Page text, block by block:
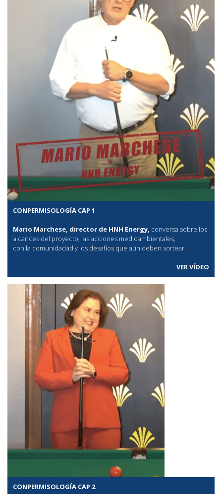
CONPERMISOLOGÍA CAP 1
Mario Marchese, director de HNH Energy, conversa sobre los
alcances del proyecto, las acciones medioambientales,
con la comunidadad y los desafíos que aún deben sortear.
VER VÍDEO
CONPERMISOLOGÍA CAP 2